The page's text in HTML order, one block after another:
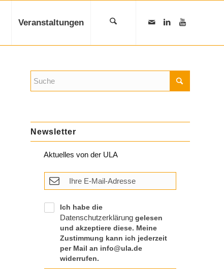
Veranstaltungen
Newsletter
Aktuelles von der ULA
Ich habe die
Datenschutzerklärunggelesen
und akzeptiere diese. Meine
Zustimmung kann ich jederzeit
per Mail an info@ula.de
widerrufen.